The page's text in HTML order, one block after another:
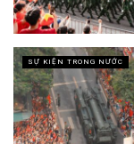
SỰ KIỆN TRONG NƯỚC